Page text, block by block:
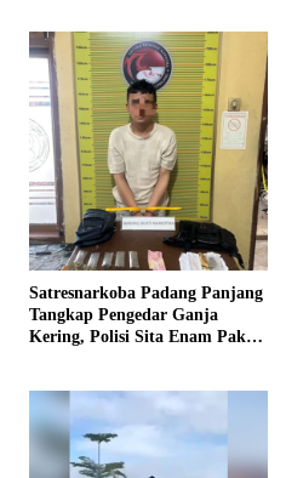
Satresnarkoba Padang Panjang
Tangkap Pengedar Ganja
Kering, Polisi Sita Enam Paket